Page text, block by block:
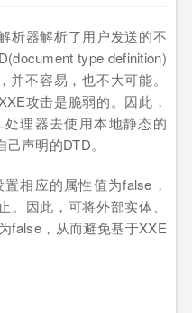
析器解析了用户发送的不
type definition)
并不容易，也不大可能。
攻击是脆弱的。因此，
理器去使用本地静态的
声明的DTD。
相应的属性值为false，
。因此，可将外部实体、
false，从而避免基于XXE